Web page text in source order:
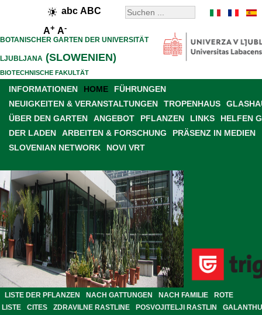
abc ABC
A+ A-
BOTANISCHER GARTEN DER UNIVERSITÄT
LJUBLJANA (SLOWENIEN)
BIOTECHNISCHE FAKULTÄT
INFORMATIONEN HOME
FÜHRUNGEN
NEUIGKEITEN & VERANSTALTUNGEN
TROPENHAUS
ÜBER DEN GARTEN
ANGEBOT PFLANZEN LINKS
HELFEN
DER LADEN
ARBEITEN & FORSCHUNG
PRÄSENZ IN MEDIEN
SLOVENIAN NETWORK
NOVI VRT
LISTE DER PFLANZEN NACH GATTUNGEN NACH FAMILIE
ROTE
LISTE
CITES ZDRAVILNE RASTLINE POSVOJITELJI RASTLIN